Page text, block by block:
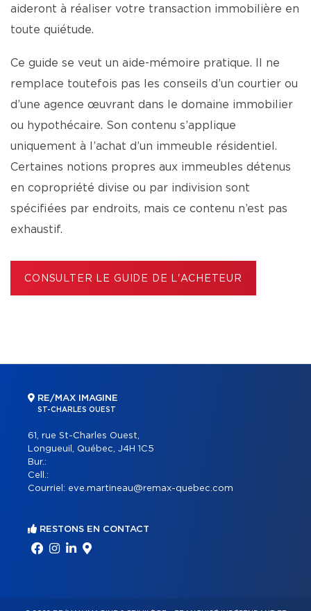
aideront à réaliser votre transaction immobilière en
toute quiétude.
Ce guide se veut un aide-mémoire pratique. Il ne
remplace toutefois pas les conseils d’un courtier ou
d’une agence œuvrant dans le domaine immobilier
ou hypothécaire. Son contenu s’applique
uniquement à l’achat d’un immeuble résidentiel.
Certaines notions propres aux immeubles détenus
en copropriété divise ou par indivision sont
spécifiées par endroits, mais ce contenu n’est pas
exhaustif.
CONSULTER LE GUIDE DE L'ACHETEUR
RE/MAX IMAGINE
ST-CHARLES OUEST
61, rue St-Charles Ouest,
Longueuil, Québec, J4H 1C5
Bur.:
Cell.:
Courriel: eve.martineau@remax-quebec.com
RESTONS EN CONTACT